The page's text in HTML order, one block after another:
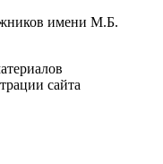
имени М.Б.
сайта